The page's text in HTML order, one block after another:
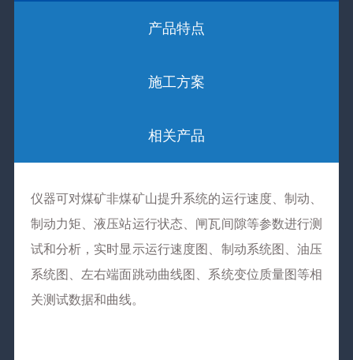
产品特点
施工方案
相关产品
仪器可对煤矿非煤矿山提升系统的运行速度、制动、
制动力矩、液压站运行状态、闸瓦间隙等参数进行测
试和分析，实时显示运行速度图、制动系统图、油压
系统图、左右端面跳动曲线图、系统变位质量图等相
关测试数据和曲线。